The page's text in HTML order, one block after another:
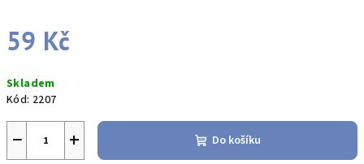
59 Kč
cena:
Skladem
Kód: 2207
+
− Do košíku